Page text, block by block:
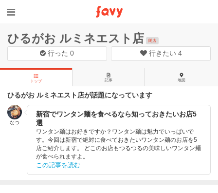
ひるがお ルミネエスト店 閉店
行った0 行きたい 4
トップ 記事 地図
ひるがお ルミネエスト店が話題になっています
なつ
新宿でワンタン麺を食べるなら知っておきたいお店5
選
ワンタン麺はお好きですか？ワンタン麺は魅力でいっぱいで
す。今回は新宿で絶対に食べておきたいワンタン麺のお店を5
店ご紹介します。 どこのお店もつるつるの美味しいワンタン麺
が食べられますよ。
この記事を読む